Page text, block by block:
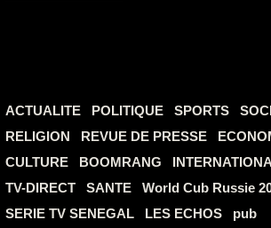
ACTUALITE POLITIQUE SPORTS
RELIGION
REVUE DE PRESSE
CULTURE
BOOMRANG
TV-DIRECT
SANTE
World Cub Russie
SERIE TV SENEGAL
LES ECHOS
pub